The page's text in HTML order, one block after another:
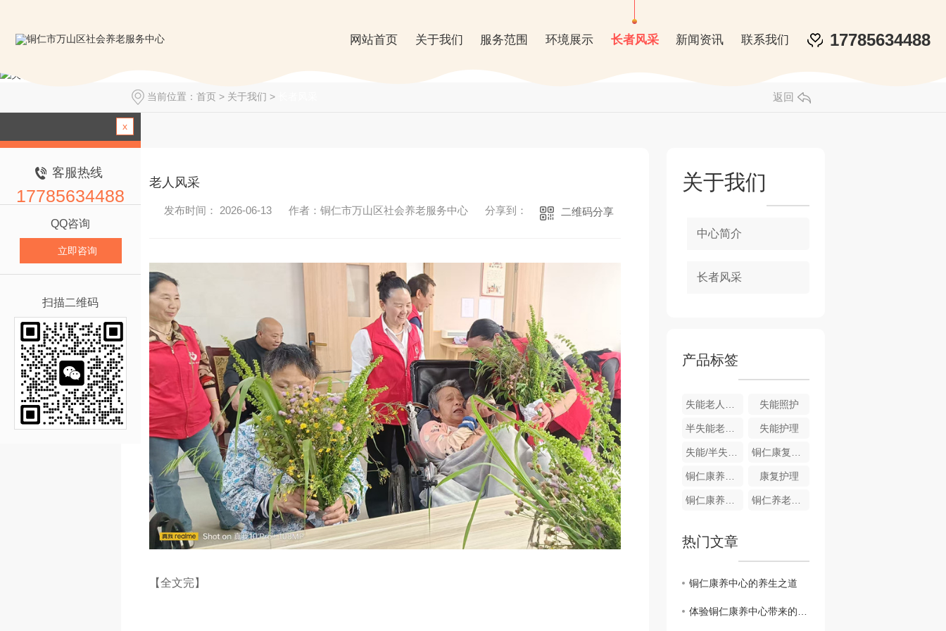
网站首页 关于我们 服务范围 环境展示 长者风采 新闻资讯 联系我们 17785634488
当前位置： 首页 > 关于我们 > 返回
老人风采
发布时间： 2026-06-13 作者：铜仁市万山区社会养老服务中心 分享到： 二维码分享
【全文完】
关于我们
中心简介
长者风采
产品标签
失能老人照护 失能照护
半失能老人护理 失能护理
失能/半失能护理 铜仁康复护理
铜仁康养护理 康复护理
铜仁康养服务 铜仁养老服务
热门文章
铜仁康养中心的养生之道
体验铜仁康养中心带来的身心愉悦
x
客服热线
17785634488
QQ咨询
立即咨询
扫描二维码